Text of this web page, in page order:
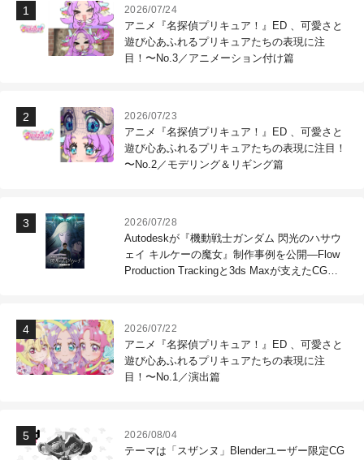
2026/07/24
アニメ『名探偵プリキュア！』ED 、可愛さと
遊び心あふれるプリキュアたちの表現に注
目！〜No.3／アニメーション付け篇
2026/07/23
アニメ『名探偵プリキュア！』ED 、可愛さと
遊び心あふれるプリキュアたちの表現に注目！
〜No.2／モデリング＆リギング篇
2026/07/28
Autodeskが『機動戦士ガンダム 閃光のハサウ
ェイ キルケーの魔女』制作事例を公開―Flow
Production Trackingと3ds Maxが支えたCG制
2026/07/22
アニメ『名探偵プリキュア！』ED 、可愛さと
遊び心あふれるプリキュアたちの表現に注
目！〜No.1／演出篇
2026/08/04
テーマは「スザンヌ」Blenderユーザー限定CG